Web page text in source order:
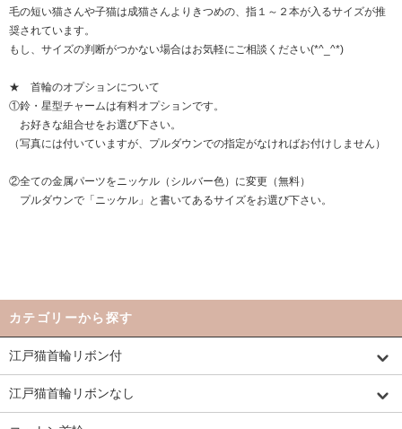
毛の短い猫さんや子猫は成猫さんよりきつめの、指１～２本が入るサイズが推
奨されています。
もし、サイズの判断がつかない場合はお気軽にご相談ください(*^_^*)
★ 首輪のオプションについて
①鈴・星型チャームは有料オプションです。
お好きな組合せをお選び下さい。
（写真には付いていますが、プルダウンでの指定がなければお付けしません）
②全ての金属パーツをニッケル（シルバー色）に変更（無料）
プルダウンで「ニッケル」と書いてあるサイズをお選び下さい。
カテゴリーから探す
江戸猫首輪リボン付
江戸猫首輪リボンなし